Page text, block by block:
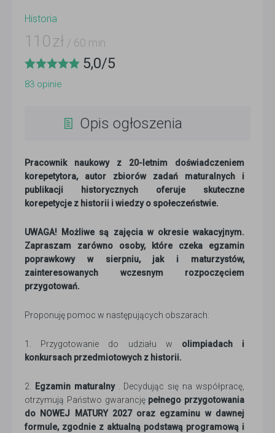
Historia
110 zł / 60 min
5,0/5
83 opinie
Opis ogłoszenia
Pracownik naukowy z 20-letnim doświadczeniem
korepetytora, autor zbiorów zadań maturalnych i
publikacji historycznych oferuje skuteczne
korepetycje z historii i wiedzy o społeczeństwie.
UWAGA! Możliwe są zajęcia w okresie wakacyjnym.
Zapraszam zarówno osoby, które czeka egzamin
poprawkowy w sierpniu, jak i maturzystów,
zainteresowanych wczesnym rozpoczęciem
przygotowań.
Proponuję pomoc w następujących obszarach:
1. Przygotowanie do udziału w olimpiadach i
konkursach przedmiotowych z historii.
2. Egzamin maturalny. Decydując się na współpracę,
otrzymują Państwo gwarancję pełnego przygotowania
do NOWEJ MATURY 2027 oraz egzaminu w dawnej
formule, zgodnie z aktualną podstawą programową i